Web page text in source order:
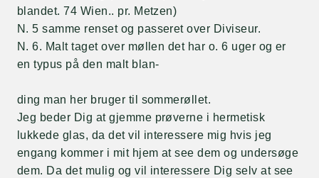
blandet. 74 Wien.. pr. Metzen)
N. 5 samme renset og passeret over Diviseur.
N. 6. Malt taget over møllen det har o. 6 uger og er
en typus på den malt blan-
ding man her bruger til sommerøllet.
Jeg beder Dig at gjemme prøverne i hermetisk
lukkede glas, da det vil interessere mig hvis jeg
engang kommer i mit hjem at see dem og undersøge
dem. Da det mulig og vil interessere Dig selv at see